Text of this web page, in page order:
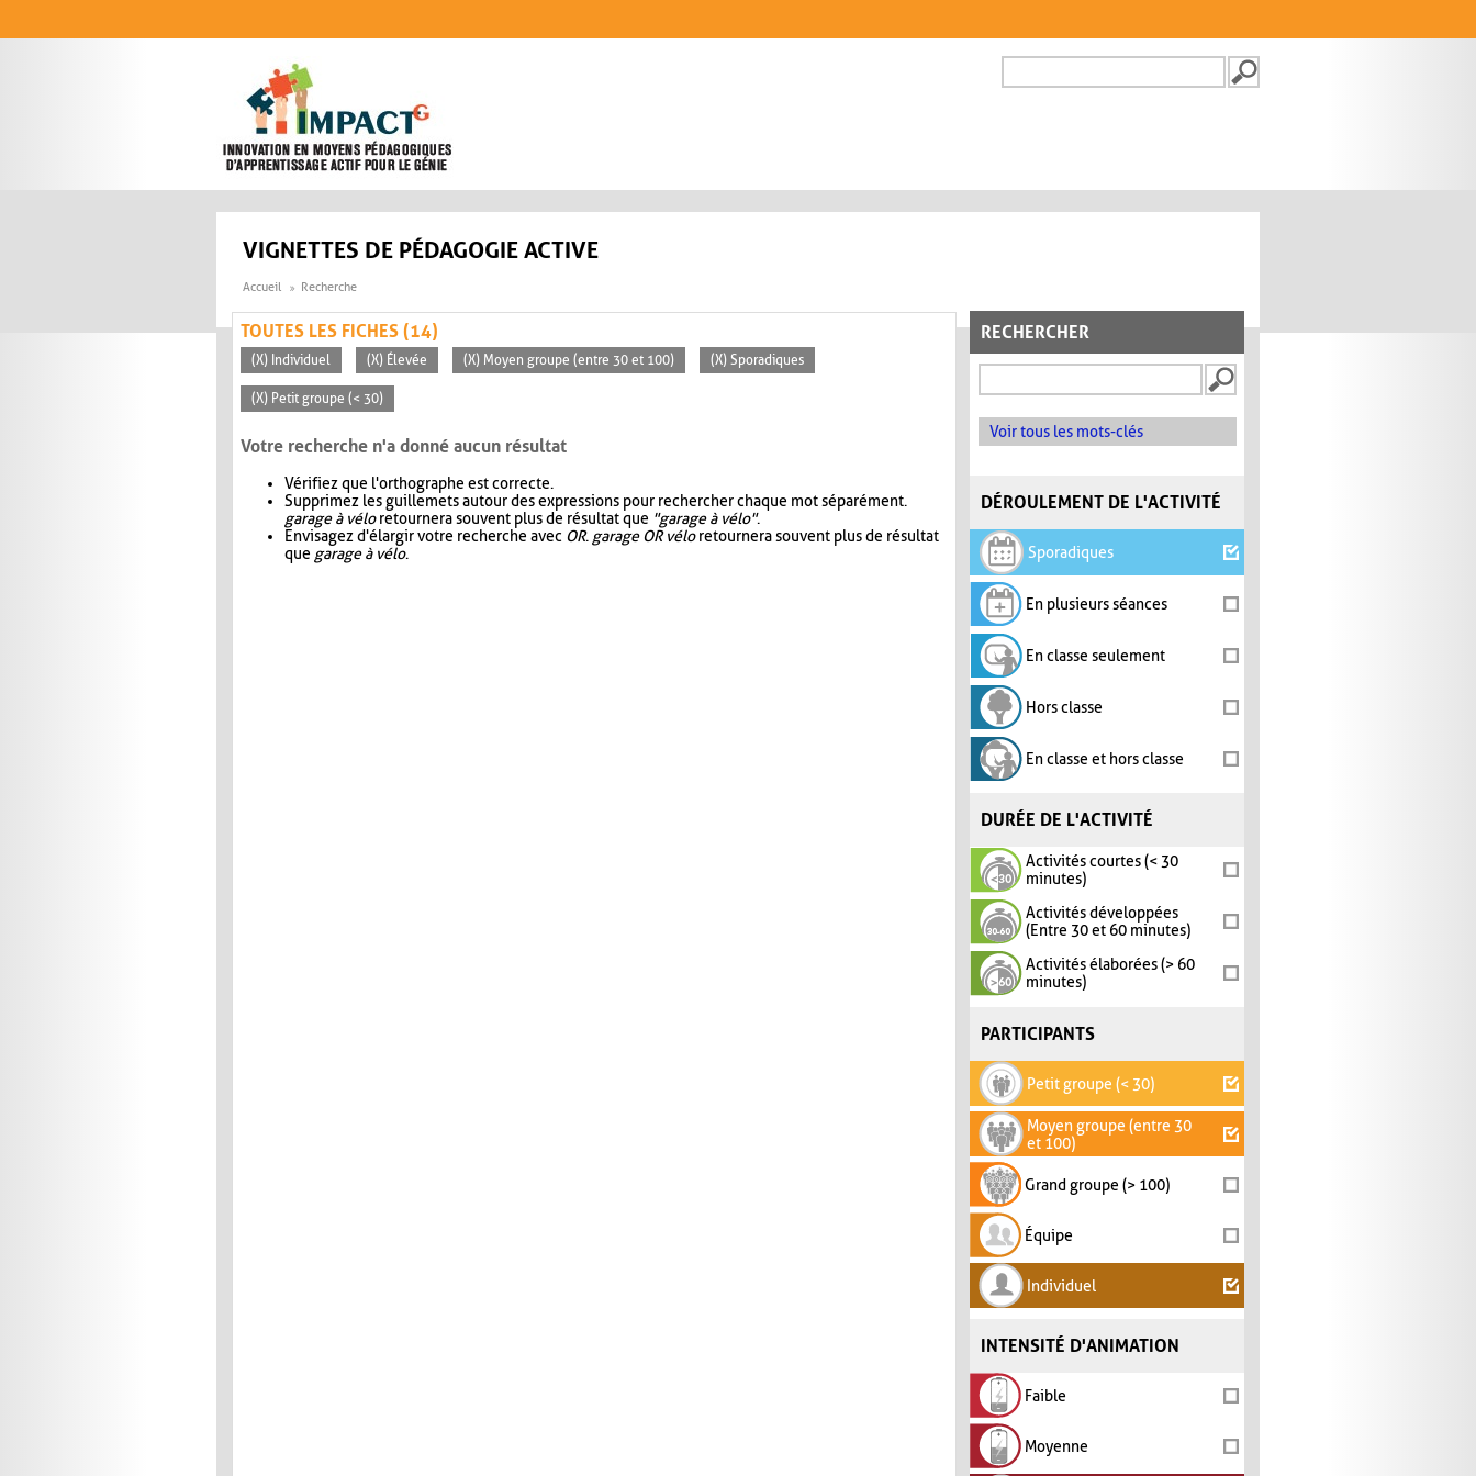
FORMULAIRE DE
VIGNETTES DE PÉDAGOGIE ACTIVE
Accueil Recherche
RECHERCHER
Voir tous les mots-clés
DÉROULEMENT DE L'ACTIVITÉ
Sporadiques
En plusieurs séances
En classe seulement
Hors classe
En classe et hors classe
DURÉE DE L'ACTIVITÉ
Activités courtes (< 30
minutes)
Activités développées
(Entre 30 et 60 minutes)
Activités élaborées (> 60
minutes)
PARTICIPANTS
Petit groupe (< 30)
Moyen groupe (entre 30
et 100)
Grand groupe (> 100)
Équipe
Individuel
INTENSITÉ D'ANIMATION
Faible
Moyenne
TOUTES LES FICHES (14)
(X) Individuel (X) Élevée (X) Moyen groupe (entre 30 et 100) (X) Sporadiques
(X) Petit groupe (< 30)
Votre recherche n'a donné aucun résultat
Vérifiez que l'orthographe est correcte.
Supprimez les guillemets autour des expressions pour rechercher chaque mot séparément.
garage à véloretournera souvent plus de résultat que "garage à vélo".
Envisagez d'élargir votre recherche avec OR. garage OR véloretournera souvent plus de résultat
que garage à vélo.